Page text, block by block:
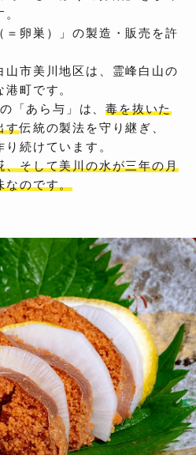
＝卵巣）」の製造・販売を許
山市美川地区は、霊峰白山の
町です。
「あら与」は、毒を抜いた
す伝統の製法を守り継ぎ、
り続けています。
、そして美川の水が三年の月
なのです。